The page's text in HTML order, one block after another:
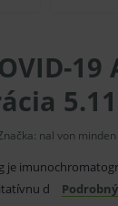
19
nal von
je
d